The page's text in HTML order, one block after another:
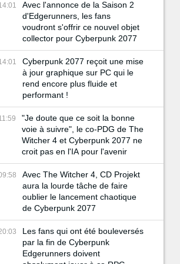
Avec l'annonce de la Saison 2
d'Edgerunners, les fans
voudront s'offrir ce nouvel objet
collector pour Cyberpunk 2077
Cyberpunk 2077 reçoit une mise
à jour graphique sur PC qui le
rend encore plus fluide et
performant !
"Je doute que ce soit la bonne
voie à suivre", le co-PDG de The
Witcher 4 et Cyberpunk 2077 ne
croit pas en l'IA pour l'avenir
Avec The Witcher 4, CD Projekt
aura la lourde tâche de faire
oublier le lancement chaotique
de Cyberpunk 2077
Les fans qui ont été bouleversés
par la fin de Cyberpunk
Edgerunners doivent